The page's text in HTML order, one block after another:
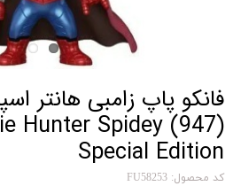
Hunter Spidey (947)
Special Edition
کد محصول: FU58253